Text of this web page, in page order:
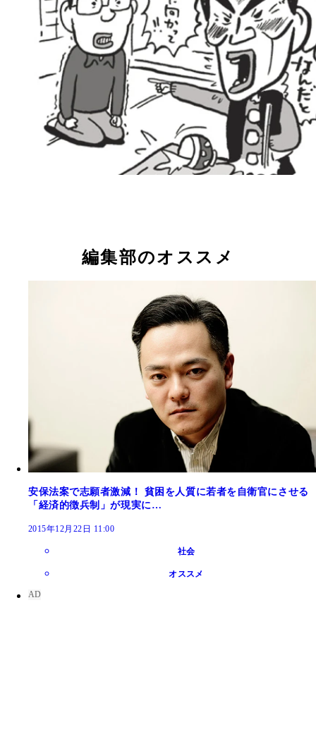
編集部のオススメ
安保法案で志願者激減！ 貧困を人質に若者を自衛官にさせる
「経済的徴兵制」が現実に…
2015年12月22日 11:00
社会
オススメ